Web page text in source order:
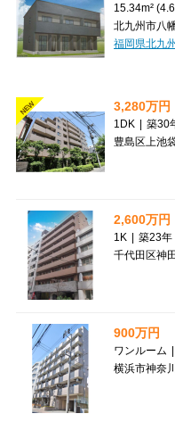
15.34m²
北九州市八
NEW 3,280万円
1DK | 築30
豊島区上池
2,600万円
1K | 築23年
千代田区神
900万円
ワンルーム |
横浜市神奈